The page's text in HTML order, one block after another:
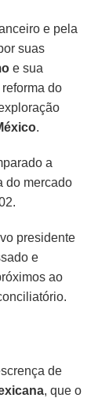
e pela
suas
e sua
do
.
a
do mercado
presidente
e
ao
de
, que o